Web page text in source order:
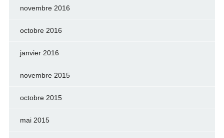
novembre 2016
octobre 2016
janvier 2016
novembre 2015
octobre 2015
mai 2015